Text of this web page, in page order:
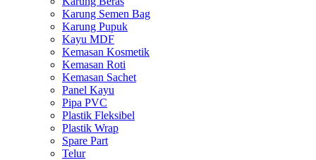
Karung Semen Bag
Karung Pupuk
Kayu MDF
Kemasan Kosmetik
Kemasan Roti
Kemasan Sachet
Panel Kayu
Pipa PVC
Plastik Fleksibel
Plastik Wrap
Spare Part
Telur